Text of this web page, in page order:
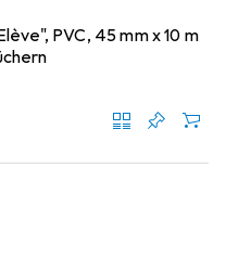
PVC, 45 mm x 10 m